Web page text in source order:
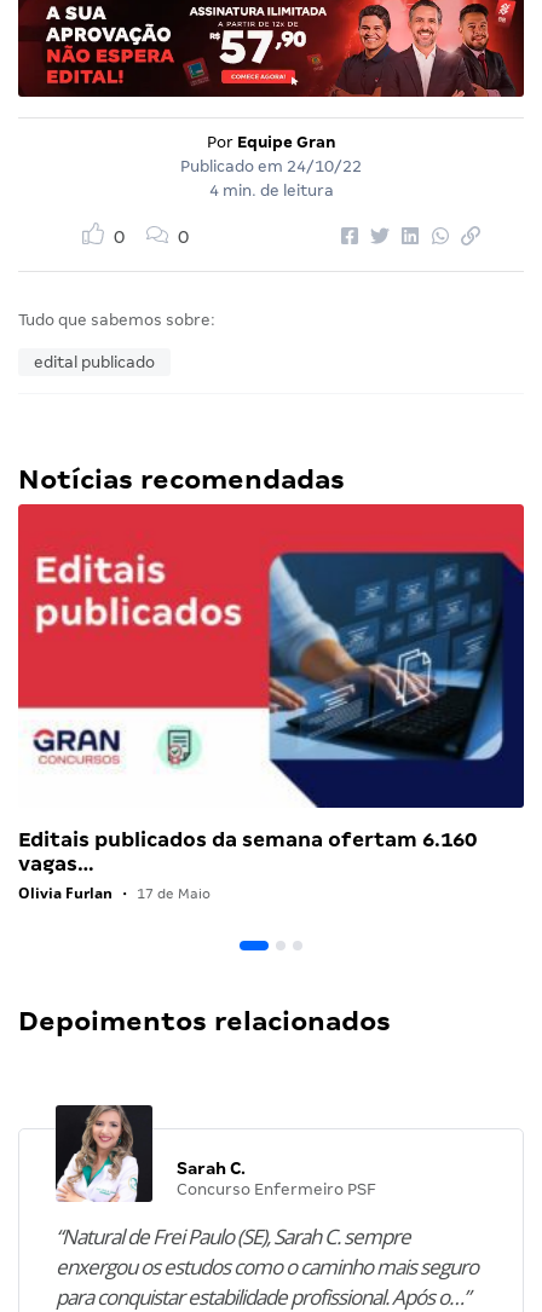
Por Equipe Gran
Publicado em 24/10/22
4 min. de leitura
0 0
Tudo que sabemos sobre:
edital publicado
Notícias recomendadas
Editais publicados da semana ofertam 6.160
vagas…
Olivia Furlan • 17 de Maio
Depoimentos relacionados
Sarah C.
Concurso Enfermeiro PSF
“Natural de Frei Paulo (SE), Sarah C. sempre
enxergou os estudos como o caminho mais seguro
para conquistar estabilidade profissional. Após o…”